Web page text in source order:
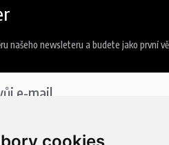
našeho newsleteru a budete jako první
zpracováním osobních údajů